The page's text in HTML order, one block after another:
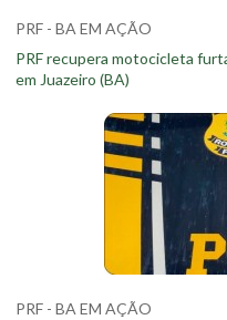
PRF - BA EM AÇÃO
PRF recupera motocicleta
em Juazeiro (BA)
PRF - BA EM AÇÃO